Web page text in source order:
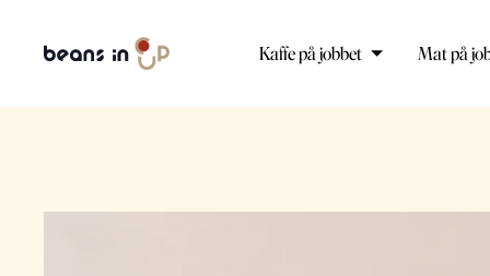
Kaffe på jobbet Mat på